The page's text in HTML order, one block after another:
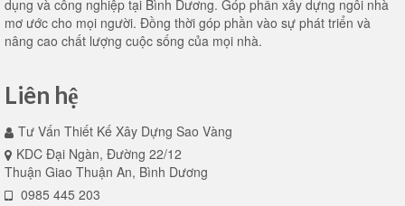
dụng và công nghiệp tại Bình Dương. Góp phần xây dựng ngôi nhà
mơ ước cho mọi người. Đồng thời góp phần vào sự phát triển và
nâng cao chất lượng cuộc sống của mọi nhà.
Liên hệ
Tư Vấn Thiết Kế Xây Dựng Sao Vàng
KDC Đại Ngàn, Đường 22/12
Thuận Giao Thuận An, Bình Dương
0985 445 203